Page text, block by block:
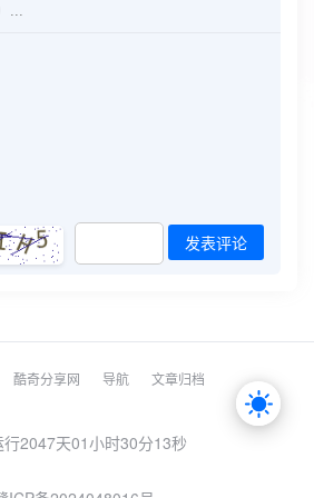
发表评论
酷奇分享网 导航 文章归档
行2047天01小时30分13秒